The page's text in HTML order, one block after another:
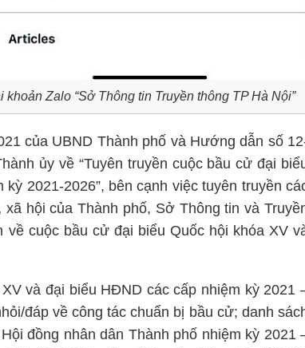
khoản Zalo “Sở Thông tin Truyền thông TP Hà Nội”
của UBND Thành phố và Hướng dẫn số
ủy về “Tuyên truyền cuộc bầu cử đại
2021-2026”, bên cạnh việc tuyên truyền
hội của Thành phố, Sở Thông tin và
cuộc bầu cử đại biểu Quốc hội khóa XV
và đại biểu HĐND các cấp nhiệm kỳ 2021
đáp về công tác chuẩn bị bầu cử; danh
đồng nhân dân Thành phố nhiệm kỳ 2021